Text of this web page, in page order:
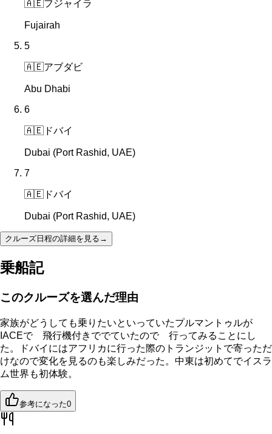
🇦🇪フジャイラ
Fujairah
5
🇦🇪アブダビ
Abu Dhabi
6
🇦🇪 ドバイ
Dubai (Port Rashid, UAE)
7
🇦🇪 ドバイ
Dubai (Port Rashid, UAE)
クルーズ日程の詳細を見る →
乗船記
このクルーズを選んだ理由
家族がどうしても乗りたいといっていたプルマントゥルが
IACEで 飛行機付きででていたので 行ってみることにし
た。ドバイにはアフリカに行った際のトランジットで寄っただ
けなので変化を見るのも楽しみだった。中東は初めてでイスラ
ム世界も初体験。
参考になった0